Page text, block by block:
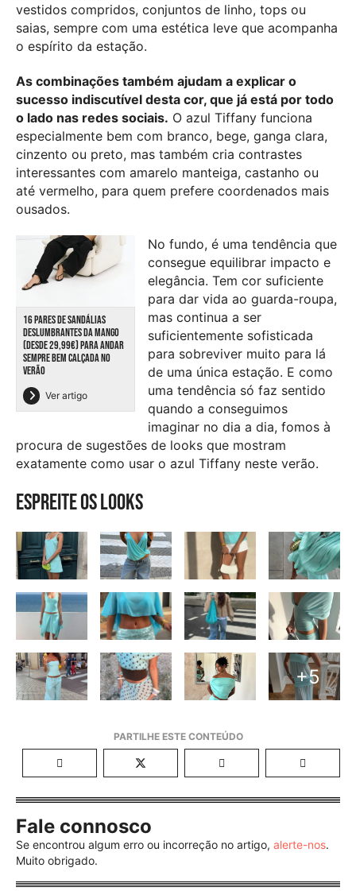
vestidos compridos, conjuntos de linho, tops ou
saias, sempre com uma estética leve que acompanha
o espírito da estação.
As combinações também ajudam a explicar o
sucesso indiscutível desta cor, que já está por todo
o lado nas redes sociais. O azul Tiffany funciona
especialmente bem com branco, bege, ganga clara,
cinzento ou preto, mas também cria contrastes
interessantes com amarelo manteiga, castanho ou
até vermelho, para quem prefere coordenados mais
ousados.
16 PARES DE SANDÁLIAS
DESLUMBRANTES DA MANGO
(DESDE 29,99€) PARA ANDAR
SEMPRE BEM CALÇADA NO
VERÃO
Ver artigo
No fundo, é uma tendência que
consegue equilibrar impacto e
elegância. Tem cor suficiente
para dar vida ao guarda-roupa,
mas continua a ser
suficientemente sofisticada
para sobreviver muito para lá
de uma única estação. E como
uma tendência só faz sentido
quando a conseguimos
imaginar no dia a dia, fomos à
procura de sugestões de looks que mostram
exatamente como usar o azul Tiffany neste verão.
Espreite os looks
+5
Fale connosco
Se encontrou algum erro ou incorreção no artigo, alerte-nos.
Muito obrigado.